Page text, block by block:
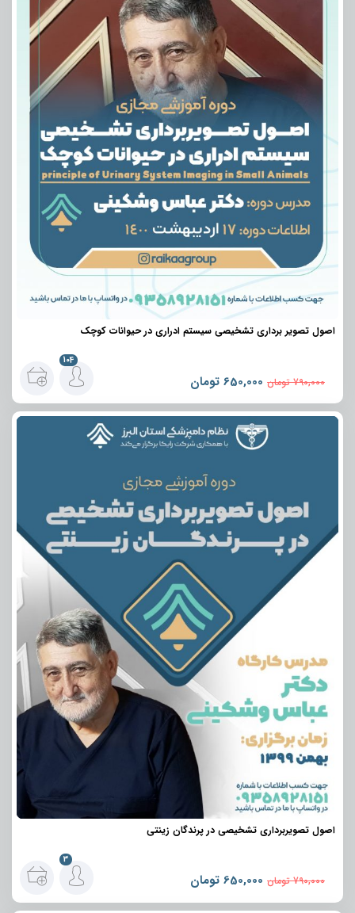
اصول تصویر برداری تشخیصی سیستم ادراری در حیوانات کوچک
790,000 تومان 650,000 تومان
104
اصول تصویربرداری تشخیصی در پرندگان زینتی
790,000 تومان 650,000 تومان
3